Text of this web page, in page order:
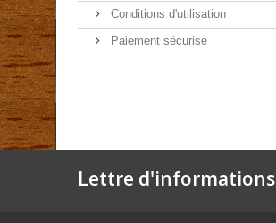
Conditions d'utilisation
Paiement sécurisé
Lettre d'informations